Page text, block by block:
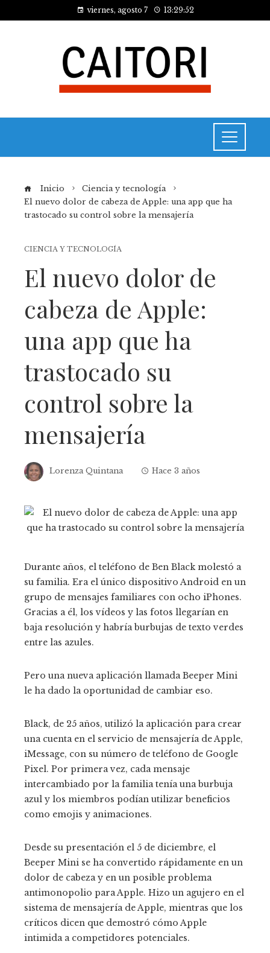
viernes, agosto 7 13:29:53
Inicio
Ciencia y tecnología
El nuevo dolor de cabeza de Apple: una app que ha
trastocado su control sobre la mensajería
CIENCIA Y TECNOLOGÍA
El nuevo dolor de
cabeza de Apple:
una app que ha
trastocado su
control sobre la
mensajería
Lorenza Quintana Hace 3 años
Durante años, el teléfono de Ben Black molestó a
su familia. Era el único dispositivo Android en un
grupo de mensajes familiares con ocho iPhones.
Gracias a él, los vídeos y las fotos llegarían en
baja resolución y habría burbujas de texto verdes
entre las azules.
Pero una nueva aplicación llamada Beeper Mini
le ha dado la oportunidad de cambiar eso.
Black, de 25 años, utilizó la aplicación para crear
una cuenta en el servicio de mensajería de Apple,
iMessage, con su número de teléfono de Google
Pixel. Por primera vez, cada mensaje
intercambiado por la familia tenía una burbuja
azul y los miembros podían utilizar beneficios
como emojis y animaciones.
Desde su presentación el 5 de diciembre, el
Beeper Mini se ha convertido rápidamente en un
dolor de cabeza y en un posible problema
antimonopolio para Apple. Hizo un agujero en el
sistema de mensajería de Apple, mientras que los
críticos dicen que demostró cómo Apple
intimida a competidores potenciales.